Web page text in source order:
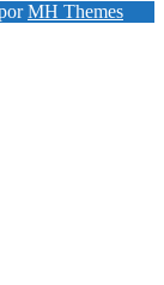
MH Themes